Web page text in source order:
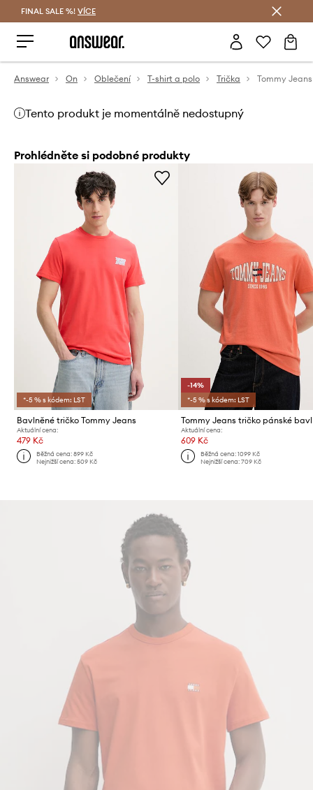
FINAL SALE %! VÍCE
Answear On Oblečení T-shirt a polo Trička
Tento produkt je momentálně nedostupný
Prohlédněte si podobné produkty
*-5 % s kódem: LST
Bavlněné tričko Tommy Jeans
Aktuální cena:
479 Kč
Běžná cena:899 Kč
Nejnižší cena:509 Kč
-14%
*-5 % s kódem: LST
Tommy Jeans tričko pánské
Aktuální cena:
609 Kč
Běžná cena: 1099 Kč
Nejnižší cena: 709 Kč